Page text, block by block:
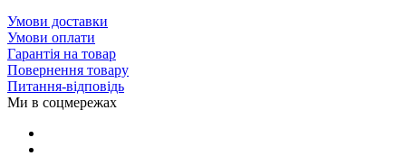
Умови доставки
Умови оплати
Гарантія на товар
Повернення товару
Питання-відповідь
Ми в соцмережах